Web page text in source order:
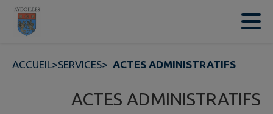
Contenu
ACCUEIL>SERVICES> ACTES ADMINISTRATIFS
ACTES ADMINISTRATIFS